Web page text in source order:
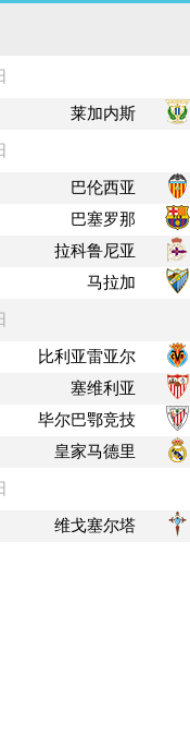
莱加内斯
巴伦西亚
巴塞罗那
拉科鲁尼亚
马拉加
比利亚雷亚尔
塞维利亚
毕尔巴鄂竞技
皇家马德里
维戈塞尔塔